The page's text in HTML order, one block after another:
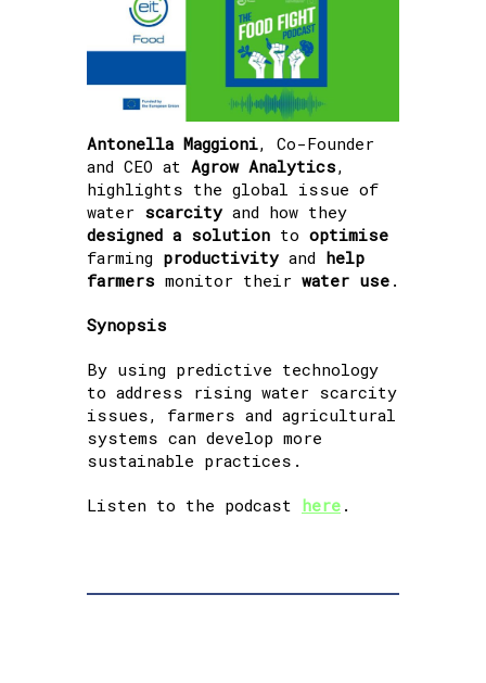
Antonella Maggioni, Co-Founder
and CEO at Agrow Analytics,
highlights the global issue of
water scarcity and how they
designed a solution to optimise
farming productivity and help
farmers monitor their water use .
Synopsis
By using predictive technology
to address rising water scarcity
issues, farmers and agricultural
systems can develop more
sustainable practices.
Listen to the podcast here .